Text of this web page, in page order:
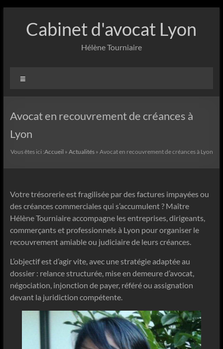
contenuCabinet d'avocat Lyon
Hélène Tourniaire
Avocat en recouvrement de créances à
Lyon
Vous êtes ici :Accueil »Actualités »Avocat en recouvrement de créances à Lyon
Votre trésorerie est fragilisée par des factures impayées ou
des créances commerciales qui s’accumulent ? Maître
Hélène Tourniaire accompagne les entreprises, dirigeants,
commerçants et professionnels à Lyon pour organiser le
recouvrement amiable ou judiciaire de leurs créances.
L’objectif est d’agir vite, avec une stratégie adaptée au
dossier : relance structurée, mise en demeure d’avocat,
négociation, injonction de payer, référé ou assignation
devant la juridiction compétente.